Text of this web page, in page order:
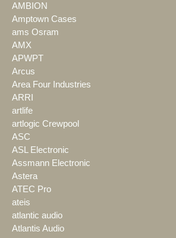
AMBION
Amptown Cases
ams Osram
AMX
APWPT
Arcus
Area Four Industries
ARRI
artlife
artlogic Crewpool
ASC
ASL Electronic
Assmann Electronic
Astera
ATEC Pro
ateis
atlantic audio
Atlantis Audio